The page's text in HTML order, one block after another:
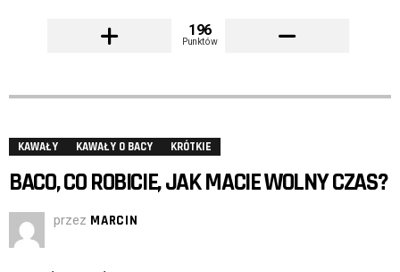
196
Punktów
KAWAŁY KAWAŁY O BACY KRÓTKIE
BACO, CO ROBICIE, JAK MACIE WOLNY CZAS?
przez MARCIN